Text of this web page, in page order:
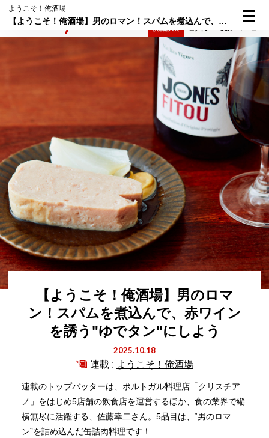
ようこそ！俺酒場
【ようこそ！俺酒場】男のロマン！スパムを煮込んで、赤ワインを誘う"ゆでタン"にしよう
【ようこそ！俺酒場】男のロマ
ン！スパムを煮込んで、赤ワイン
を誘う"ゆでタン"にしよう
2025.10.18
連載 : ようこそ！俺酒場
連載のトップバッターは、ポルトガル料理店「クリスチア
ノ」をはじめ5店舗の飲食店を運営するほか、食の業界で縦
横無尽に活躍する、佐藤幸二さん。5品目は、“男のロマ
ン”を詰め込んだ缶詰肉料理です！